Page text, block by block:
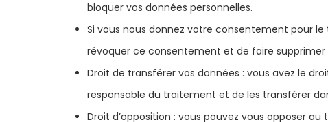
bloquer vos données personnelles.
Si vous nous donnez votre consentement pour
révoquer ce consentement et de faire supprimer
Droit de transférer vos données : vous avez le
responsable du traitement et de les transférer
Droit d’opposition : vous pouvez vous opposer